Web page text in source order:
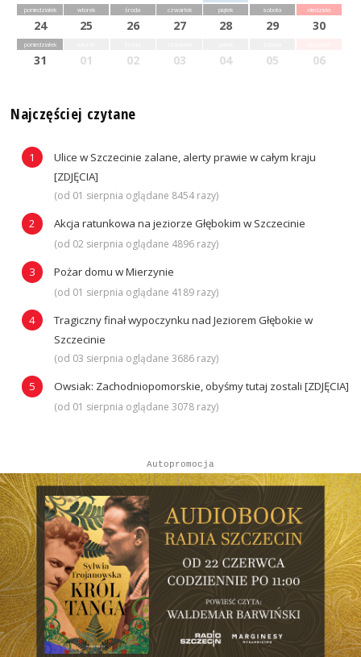
poniedziałek
24
wtorek
25
środa
26
czwartek
27
piątek
28
sobota
29
niedziela
30
poniedziałek
31 01 02 03 04 05 06
Najczęściej czytane
Ulice w Szczecinie zalane, alerty prawie w całym kraju
[ZDJĘCIA]
(od 01 sierpnia oglądane 8454 razy)
Akcja ratunkowa na jeziorze Głębokim w Szczecinie
(od 02 sierpnia oglądane 4896 razy)
Pożar domu w Mierzynie
(od 01 sierpnia oglądane 4189 razy)
Tragiczny finał wypoczynku nad Jeziorem Głębokie w
Szczecinie
(od 03 sierpnia oglądane 3686 razy)
Owsiak: Zachodniopomorskie, obyśmy tutaj zostali [ZDJĘCIA]
(od 01 sierpnia oglądane 3078 razy)
Autopromocja